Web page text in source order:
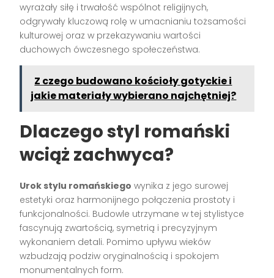
wyrażały siłę i trwałość wspólnot religijnych,
odgrywały kluczową rolę w umacnianiu tożsamości
kulturowej oraz w przekazywaniu wartości
duchowych ówczesnego społeczeństwa.
Z czego budowano kościoły gotyckie i
jakie materiały wybierano najchętniej?
Dlaczego styl romański
wciąż zachwyca?
Urok stylu romańskiego wynika z jego surowej
estetyki oraz harmonijnego połączenia prostoty i
funkcjonalności. Budowle utrzymane w tej stylistyce
fascynują zwartością, symetrią i precyzyjnym
wykonaniem detali. Pomimo upływu wieków
wzbudzają podziw oryginalnością i spokojem
monumentalnych form.